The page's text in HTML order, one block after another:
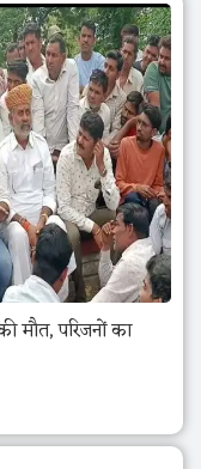
मौत, परिजनों का